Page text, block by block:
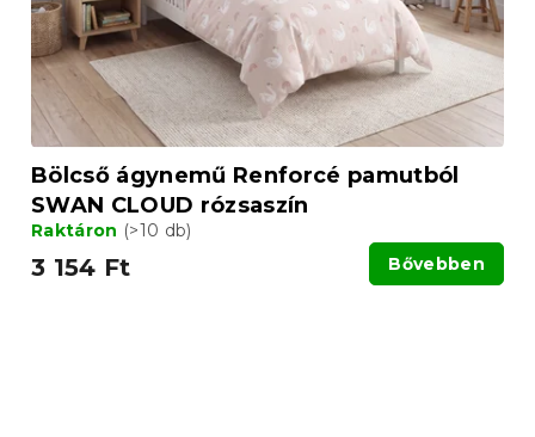
Bölcső ágynemű Renforcé pamutból
SWAN CLOUD rózsaszín
Raktáron (>10 db)
3 154 Ft Bővebben